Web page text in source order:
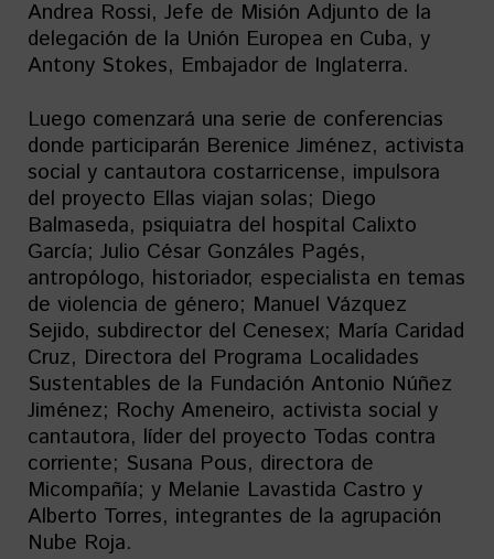
Andrea Rossi, Jefe de Misión Adjunto de la
delegación de la Unión Europea en Cuba, y
Antony Stokes, Embajador de Inglaterra.
Luego comenzará una serie de conferencias
donde participarán Berenice Jiménez, activista
social y cantautora costarricense, impulsora
del proyecto Ellas viajan solas; Diego
Balmaseda, psiquiatra del hospital Calixto
García; Julio César Gonzáles Pagés,
antropólogo, historiador, especialista en temas
de violencia de género; Manuel Vázquez
Sejido, subdirector del Cenesex; María Caridad
Cruz, Directora del Programa Localidades
Sustentables de la Fundación Antonio Núñez
Jiménez; Rochy Ameneiro, activista social y
cantautora, líder del proyecto Todas contra
corriente; Susana Pous, directora de
Micompañía; y Melanie Lavastida Castro y
Alberto Torres, integrantes de la agrupación
Nube Roja.